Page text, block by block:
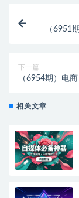
（6951
下一篇
（6954期）电
相关文章